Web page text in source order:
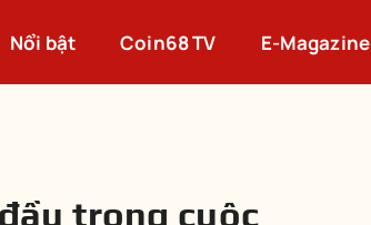
Nổi bật Coin68 TV E-Magazine
trong cuộc